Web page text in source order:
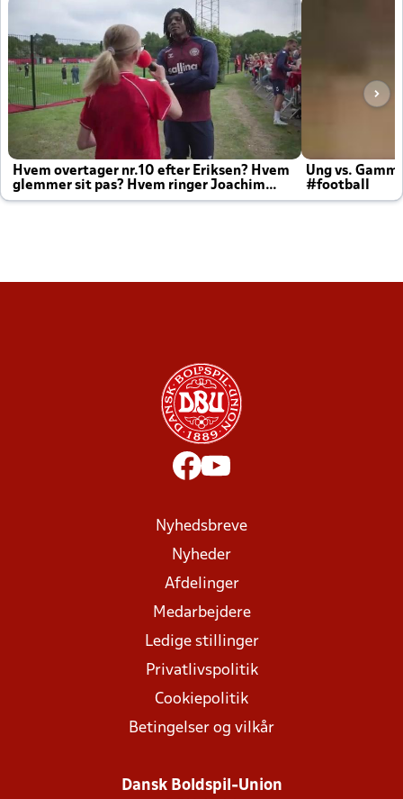
Hvem overtager nr.10 efter Eriksen? Hvem
glemmer sit pas? Hvem ringer Joachim
altid til efter kampe?
Ung vs.
#football
Nyhedsbreve
Nyheder
Afdelinger
Medarbejdere
Ledige stillinger
Privatlivspolitik
Cookiepolitik
Betingelser og vilkår
Dansk Boldspil-Union